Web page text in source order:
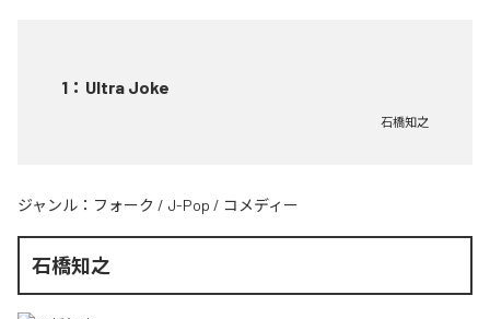
1 ： Ultra Joke
石橋知之
ジャンル： フォーク / J-Pop / コメディー
石橋知之